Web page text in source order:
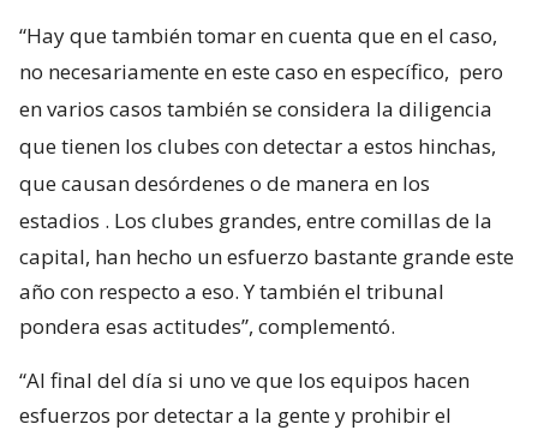
“Hay que también tomar en cuenta que en el caso,
no necesariamente en este caso en específico, pero
en varios casos también se considera la diligencia
que tienen los clubes con detectar a estos hinchas,
que causan desórdenes o de manera en los
estadios . Los clubes grandes, entre comillas de la
capital, han hecho un esfuerzo bastante grande este
año con respecto a eso. Y también el tribunal
pondera esas actitudes”, complementó.
“Al final del día si uno ve que los equipos hacen
esfuerzos por detectar a la gente y prohibir el